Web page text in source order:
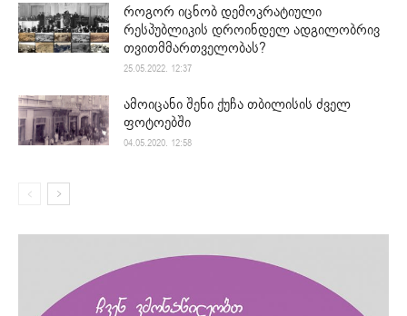
როგორ იცნობ დემოკრატიული
რესპუბლიკის დროინდელ ადგილობრივ
თვითმმართველობას?
25.05.2022. 12:37
ამოიცანი შენი ქუჩა თბილისის ძველ
ფოტოებში
04.05.2020. 12:58